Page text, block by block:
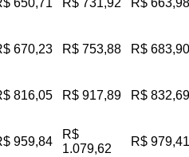
650,71 R$ 731,92 R$ 663,98
670,23 R$ 753,88 R$ 683,90
816,05 R$ 917,89 R$ 832,69
959,84
R$
1.079,62
R$ 979,41